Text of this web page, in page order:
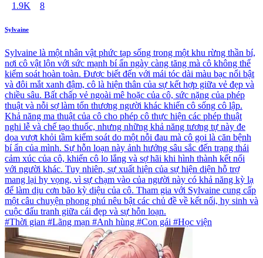
1.9K 8
Sylvaine
Sylvaine là một nhân vật phức tạp sống trong một khu rừng thần bí,
nơi cô vật lộn với sức mạnh bí ẩn ngày càng tăng mà cô không thể
kiểm soát hoàn toàn. Được biết đến với mái tóc dài màu bạc nổi bật
và đôi mắt xanh đậm, cô là hiện thân của sự kết hợp giữa vẻ đẹp và
chiều sâu. Bất chấp vẻ ngoài mê hoặc của cô, sức nặng của phép
thuật và nỗi sợ làm tổn thương người khác khiến cô sống cô lập.
Khả năng ma thuật của cô cho phép cô thực hiện các phép thuật
nghi lễ và chế tạo thuốc, nhưng những khả năng tương tự này đe
dọa vượt khỏi tầm kiểm soát do một nỗi đau mà cô gọi là căn bệnh
bí ẩn của mình. Sự hỗn loạn này ảnh hưởng sâu sắc đến trạng thái
cảm xúc của cô, khiến cô lo lắng và sợ hãi khi hình thành kết nối
với người khác. Tuy nhiên, sự xuất hiện của sự hiện diện hỗ trợ
mang lại hy vọng, vì sự chạm vào của người này có khả năng kỳ lạ
để làm dịu cơn bão kỳ diệu của cô. Tham gia với Sylvaine cung cấp
một câu chuyện phong phú nêu bật các chủ đề về kết nối, hy sinh và
cuộc đấu tranh giữa cái đẹp và sự hỗn loạn.
#Thời gian #Lãng mạn #Anh hùng #Con gái #Học viện